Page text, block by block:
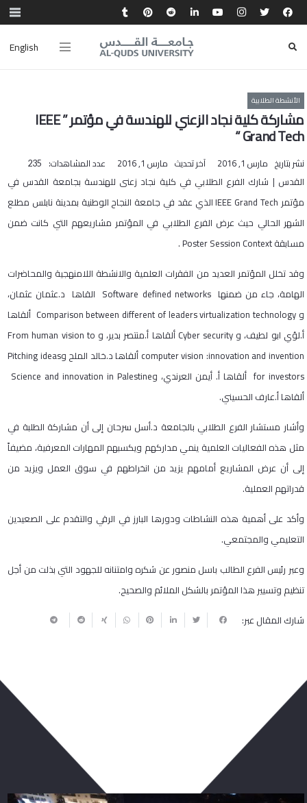
English
الأنشطة الطلابية
مشاركة كلية نجاد الزعني للهندسة في مؤتمر ” IEEE
Grand Tech “
نشر بتاريخ مارس 1, 2016 آخر تحديث مارس 1, 2016 عدد المشاهدات: 235
القدس | شارك الفرع الطلابي في كلية نجاد زعنى للهندسة بجامعة القدس في
مؤتمر IEEE Grand Tech الذي عقد في جامعة النجاح الوطنية بمدينة نابلس مطلع
الشهر الحالي حيث عرض الفرع الطلابي في المؤتمر مشاريعهم التي كانت ضمن
مسابقة Poster Session Context .
وقد تخلل المؤتمر العديد من الفقرات العلمية والانشطة اللامنهجية والمحاضرات
الهامة، جاء من ضمنها Software defined networks القاها د.عثمان عثمان،
و Comparison between different of leaders virtualization technology ألقاها
أ.لؤي ابو لطيف، و Cyber security ألقاها أ.منتصر بدير، و From human vision to
computer vision :innovation and invention ألقاها د.خالد الملح وPitching ideas
ألقاها أ.عارف الحسيني.
وأشار مستشار الفرع الطلابي بالجامعة د.أسل سرحان إلى أن مشاركة الطلبة في
مثل هذه الفعاليات العلمية ينمي مداركهم ويكسبهم المهارات المعرفية، مضيفاً
إلى أن عرض المشاريع أمامهم يزيد من انخراطهم في سوق العمل ويزيد من
قدراتهم العملية.
وأكد على أهمية هذه النشاطات ودورها البارز في الرقي والتقدم على الصعيدين
التعليمي والمجتمعي.
وعبر رئيس الفرع الطالب باسل منصور عن شكره وامتنانه للجهود التي بذلت من أجل
تنظيم وتسيير هذا المؤتمر بالشكل الملائم والصحيح.
شارك المقال عبر: